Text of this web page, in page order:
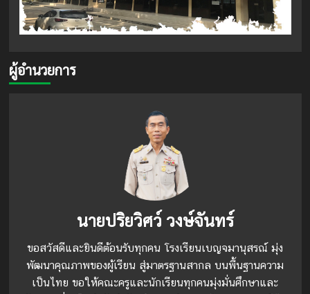
ผู้อำนวยการ
นายปริยวิศว์ วงษ์จันทร์
ขอสวัสดีและยินดีต้อนรับทุกคน โรงเรียนเบญจมานุสรณ์ มุ่ง
พัฒนาคุณภาพของผู้เรียน สู่มาตรฐานสากล บนพื้นฐานความ
เป็นไทย ขอให้คณะครูและนักเรียนทุกคนมุ่งมั่นศึกษาและ